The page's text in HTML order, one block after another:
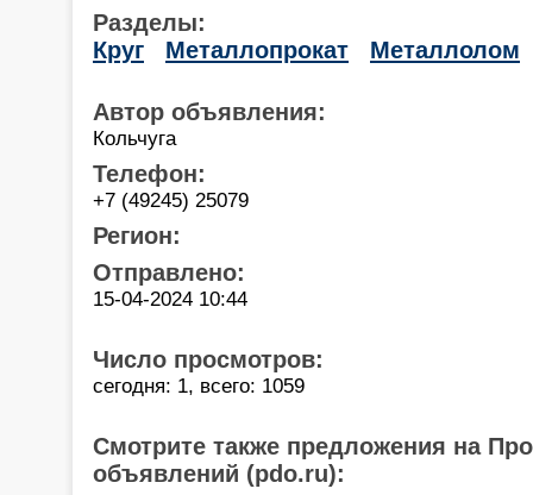
Разделы:
Круг
Металлопрокат Металлолом
Автор объявления:
Кольчуга
Телефон:
+7 (49245) 25079
Регион:
Отправлено:
15-04-2024 10:44
Число просмотров:
сегодня: 1, всего: 1059
Смотрите также предложения на
объявлений (pdo.ru):